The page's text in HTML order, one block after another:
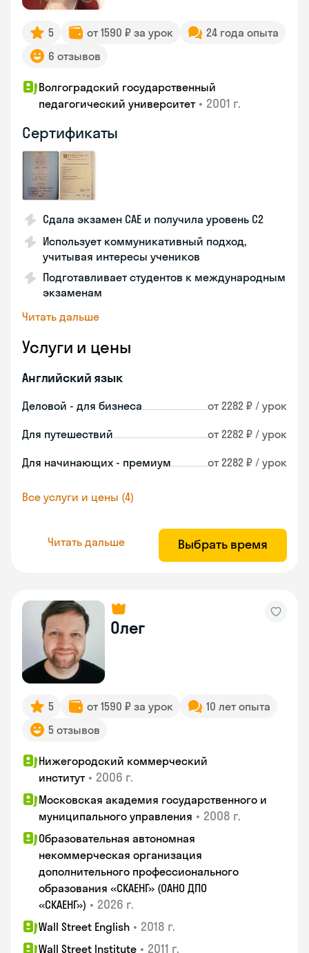
5 от 1590 ₽ за урок
24 года опыта
6 отзывов
Волгоградский государственный
педагогический университет • 2001 г.
Сертификаты
Сдала экзамен CAE и получила уровень С2
Использует коммуникативный подход,
учитывая интересы учеников
Подготавливает студентов к международным
экзаменам
Читать дальше
Услуги и цены
Английский язык
Деловой - для бизнеса от 2282 ₽ / урок
Для путешествий от 2282 ₽ / урок
Для начинающих - премиум от 2282 ₽ / урок
Все услуги и цены (4)
Читать дальше Выбрать время
Олег
5 от 1590 ₽ за урок
10 лет опыта
5 отзывов
Нижегородский коммерческий
институт • 2006 г.
Московская академия государственного и
муниципального управления • 2008 г.
Образовательная автономная
некоммерческая организация
дополнительного профессионального
образования «СКАЕНГ» (ОАНО ДПО
«СКАЕНГ») • 2026 г.
Wall Street English • 2018 г.
Wall Street Institute • 2011 г.